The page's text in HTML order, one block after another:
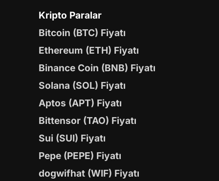
Kripto Paralar
Bitcoin (BTC) Fiyatı
Ethereum (ETH) Fiyatı
Binance Coin (BNB) Fiyatı
Solana (SOL) Fiyatı
Aptos (APT) Fiyatı
Bittensor (TAO) Fiyatı
Sui (SUI) Fiyatı
Pepe (PEPE) Fiyatı
dogwifhat (WIF) Fiyatı